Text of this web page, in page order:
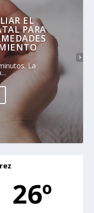
EL
PARA
La
26º